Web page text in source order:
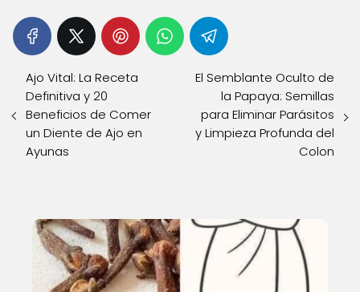
Ajo Vital: La Receta
Definitiva y 20
Beneficios de Comer
un Diente de Ajo en
Ayunas
El Semblante Oculto de
la Papaya: Semillas
para Eliminar Parásitos
y Limpieza Profunda del
Colon